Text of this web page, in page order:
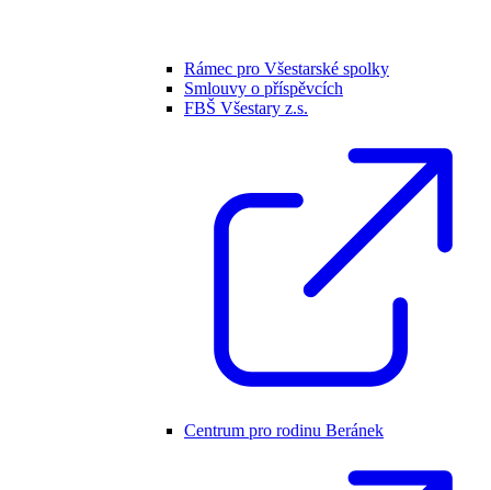
Rámec pro Všestarské spolky
Smlouvy o příspěvcích
FBŠ Všestary z.s.
Centrum pro rodinu Beránek